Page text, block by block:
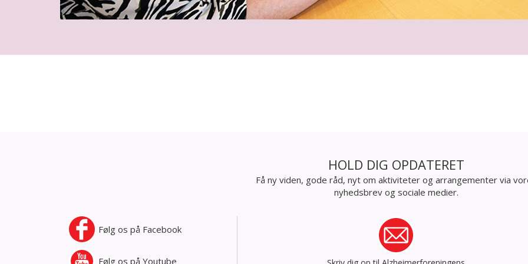
HOLD DIG OPDATERET
Få ny viden, gode råd, nyt om aktiviteter og arrangementer via
nyhedsbrev og sociale medier.
Følg os på Facebook
Følg os på Youtube